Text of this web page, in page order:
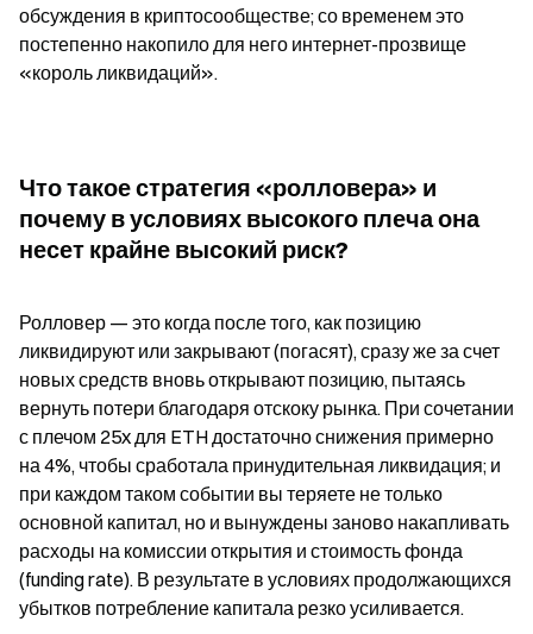
обсуждения в криптосообществе; со временем это
постепенно накопило для него интернет-прозвище
«король ликвидаций».
Что такое стратегия «ролловера» и
почему в условиях высокого плеча она
несет крайне высокий риск?
Ролловер — это когда после того, как позицию
ликвидируют или закрывают (погасят), сразу же за счет
новых средств вновь открывают позицию, пытаясь
вернуть потери благодаря отскоку рынка. При сочетании
с плечом 25x для ETH достаточно снижения примерно
на 4%, чтобы сработала принудительная ликвидация; и
при каждом таком событии вы теряете не только
основной капитал, но и вынуждены заново накапливать
расходы на комиссии открытия и стоимость фонда
(funding rate). В результате в условиях продолжающихся
убытков потребление капитала резко усиливается.